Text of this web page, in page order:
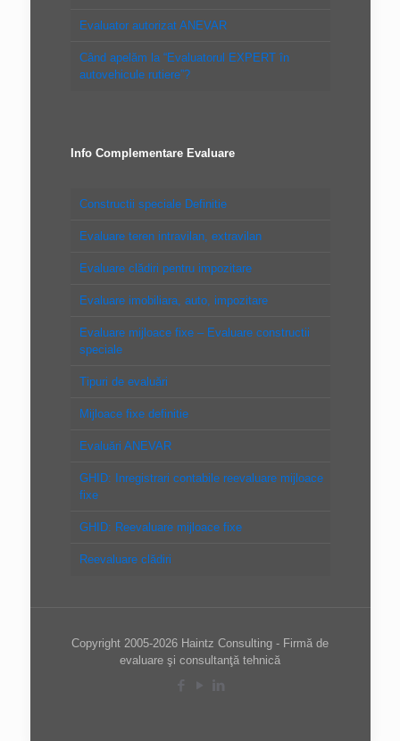
Evaluator autorizat ANEVAR
Când apelăm la “Evaluatorul EXPERT în
autovehicule rutiere”?
Info Complementare Evaluare
Constructii speciale Definitie
Evaluare teren intravilan, extravilan
Evaluare clădiri pentru impozitare
Evaluare imobiliara, auto, impozitare
Evaluare mijloace fixe – Evaluare constructii
speciale
Tipuri de evaluări
Mijloace fixe definitie
Evaluări ANEVAR
GHID: Inregistrari contabile reevaluare mijloace
fixe
GHID: Reevaluare mijloace fixe
Reevaluare clădiri
Copyright 2005-2026 Haintz Consulting - Firmă de
evaluare şi consultanţă tehnică